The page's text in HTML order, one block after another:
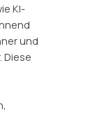
KI-
und
Diese